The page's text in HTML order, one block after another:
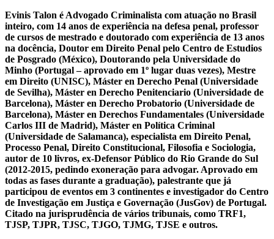
Evinis Talon é Advogado Criminalista com atuação no Brasil
inteiro, com 14 anos de experiência na defesa penal, professor
de cursos de mestrado e doutorado com experiência de 13 anos
na docência, Doutor em Direito Penal pelo Centro de Estudios
de Posgrado (México), Doutorando pela Universidade do
Minho (Portugal – aprovado em 1º lugar duas vezes), Mestre
em Direito (UNISC), Máster en Derecho Penal (Universidade
de Sevilha), Máster en Derecho Penitenciario (Universidade de
Barcelona), Máster en Derecho Probatorio (Universidade de
Barcelona), Máster en Derechos Fundamentales (Universidade
Carlos III de Madrid), Máster en Política Criminal
(Universidade de Salamanca), especialista em Direito Penal,
Processo Penal, Direito Constitucional, Filosofia e Sociologia,
autor de 10 livros, ex-Defensor Público do Rio Grande do Sul
(2012-2015, pedindo exoneração para advogar. Aprovado em
todas as fases durante a graduação), palestrante que já
participou de eventos em 3 continentes e investigador do Centro
de Investigação em Justiça e Governação (JusGov) de Portugal.
Citado na jurisprudência de vários tribunais, como TRF1,
TJSP, TJPR, TJSC, TJGO, TJMG, TJSE e outros.